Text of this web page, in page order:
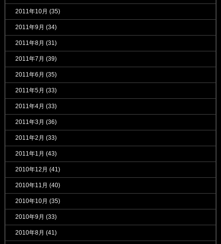
2011年10月 (35)
2011年9月 (34)
2011年8月 (31)
2011年7月 (39)
2011年6月 (35)
2011年5月 (33)
2011年4月 (33)
2011年3月 (36)
2011年2月 (33)
2011年1月 (43)
2010年12月 (41)
2010年11月 (40)
2010年10月 (35)
2010年9月 (33)
2010年8月 (41)